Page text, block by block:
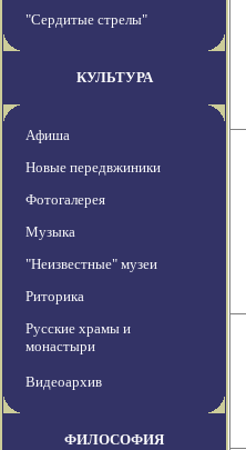
"Сердитые стрелы"
КУЛЬТУРА
Афиша
Новые передвжиники
Фотогалерея
Музыка
"Неизвестные" музеи
Риторика
Русские храмы и
монастыри
Видеоархив
ФИЛОСОФИЯ